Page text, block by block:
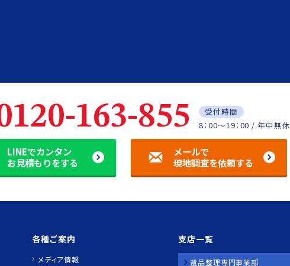
163-855
受付時間
8：00～19：00 / 年中無休
LINEでカンタン
お見積もりをする
メールで
現地調査を依頼する
各種ご案内
メディア情報
支店一覧
遺品整理専門事業部